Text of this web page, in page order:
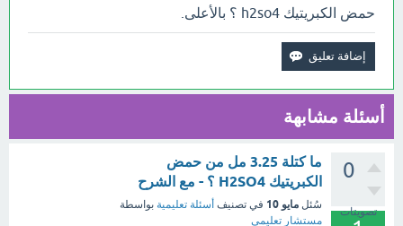
حمض الكبريتيك h2so4 ؟ بالأعلى.
أسئلة مشابهة
0
تصويتات
ما كتلة 3.25 مل من حمض
الكبريتيك H2SO4 ؟ - مع الشرح
سُئل مايو 10 في تصنيف أسئلة تعليمية بواسطة
مستشار تعليمي